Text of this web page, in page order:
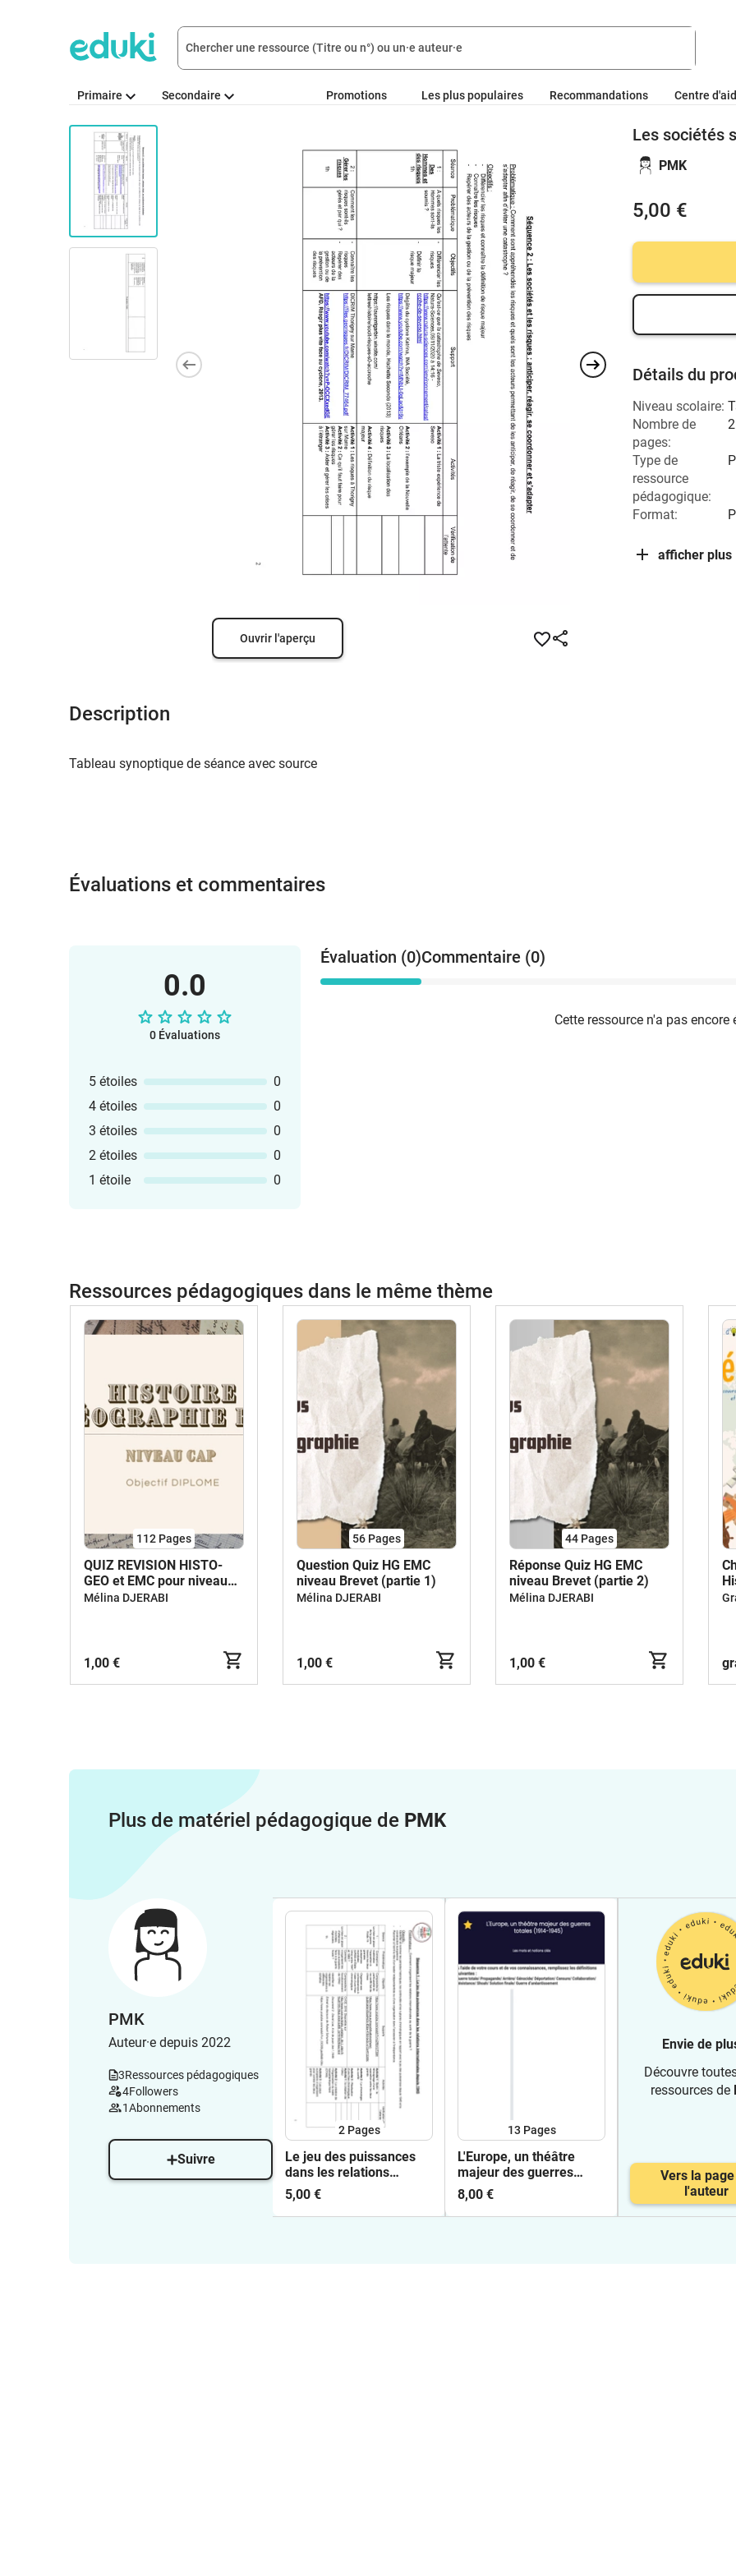
Primaire Secondaire Promotions Les plus populaires Recommandations Centre
Ouvrir l'aperçu
Description
Tableau synoptique de séance avec source
Les sociétés
PMK
5,00 €
Détails du
Niveau scolaire:
Nombre de
pages:
Type de
ressource
pédagogique:
Format:
afficher plus
Évaluations et commentaires
0.0
0 Évaluations
5 étoiles
0
4 étoiles
0
3 étoiles
0
2 étoiles
0
1 étoile
0
Évaluation (0)Commentaire (0)
Cette ressource n'a pas encore
Ressources pédagogiques dans le même thème
112 Pages
QUIZ REVISION HISTO-
GEO et EMC pour niveau
CAP
Mélina DJERABI
1,00 €
56 Pages
Question Quiz HG EMC
niveau Brevet (partie 1)
Mélina DJERABI
1,00 €
44 Pages
Réponse Quiz HG EMC
niveau Brevet (partie 2)
Mélina DJERABI
1,00 €
Plus de matériel pédagogique de PMK
PMK
Auteur·e depuis 2022
3Ressources pédagogiques
4Followers
1Abonnements
Suivre
2 Pages
Le jeu des puissances
dans les relations
internationales depuis
1945
5,00 €
13 Pages
L'Europe, un théâtre
majeur des guerres
totales (1914-1945)
8,00 €
Envie de
Découvre
ressources de
Vers la
l'auteur